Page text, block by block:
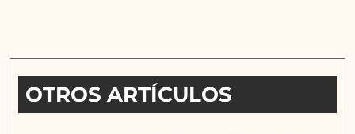
OTROS ARTÍCULOS